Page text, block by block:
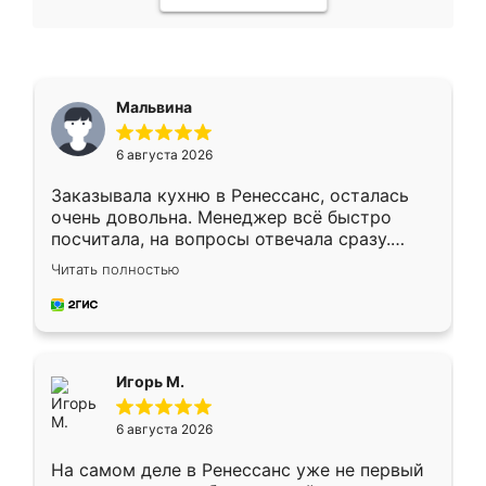
Мальвина
6 августа 2026
Заказывала кухню в Ренессанс, осталась
очень довольна. Менеджер всё быстро
посчитала, на вопросы отвечала сразу.
Замерщик приехал в субботу, подошёл к
делу со всей ответственностью. Собрали
за день, ребята работали аккуратно, даже
Читать полностью
Игорь М.
6 августа 2026
На самом деле в Ренессанс уже не первый